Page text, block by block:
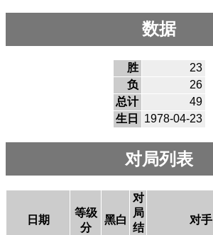
数据
胜
23
负
26
总计
49
生日
1978-04-23
对局列表
日期
等级
分
黑白
对
局
结
对手